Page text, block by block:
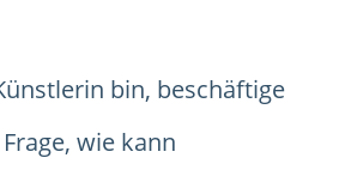
bin, beschäftige
wie kann